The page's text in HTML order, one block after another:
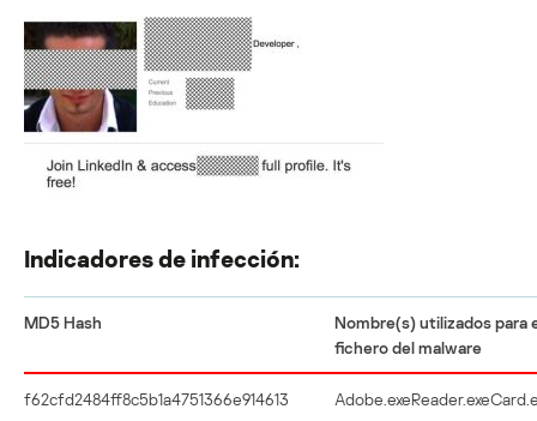
Indicadores de infección:
MD5 Hash
Nombre(s) utilizados para
fichero del malware
f62cfd2484ff8c5b1a4751366e914613